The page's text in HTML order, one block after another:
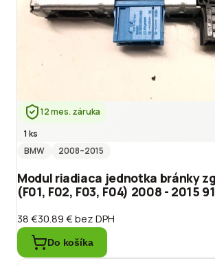
12 mes. záruka
1 ks
BMW
2008–2015
Modul riadiaca jednotka bránky
(F01, F02, F03, F04) 2008 - 2015
38 €30.89 €bez DPH
Do košíka